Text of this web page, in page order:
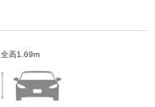
全高1.69m